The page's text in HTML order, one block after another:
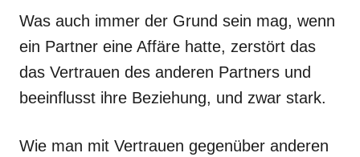
Was auch immer der Grund sein mag, wenn
ein Partner eine Affäre hatte, zerstört das
das Vertrauen des anderen Partners und
beeinflusst ihre Beziehung, und zwar stark.
Wie man mit Vertrauen gegenüber anderen